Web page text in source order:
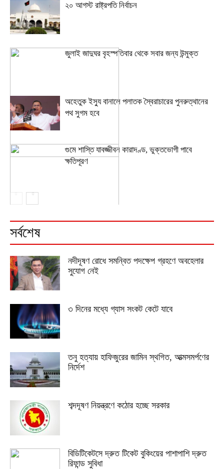
২০ আগস্ট রাষ্ট্রপতি নির্বাচন
জুলাই জাদুঘর বৃহস্পতিবার থেকে সবার জন্য উন্মুক্ত
অহেতুক ইস্যু বানালে পলাতক স্বৈরাচারের পুনরুত্থানের
পথ সুগম হবে
গুমে শাস্তি যাবজ্জীবন কারাদণ্ড, ভুক্তভোগী পাবে
ক্ষতিপূরণ
সর্বশেষ
নদীদূষণ রোধে সমন্বিত পদক্ষেপ গ্রহণে অবহেলার
সুযোগ নেই
৩ দিনের মধ্যে গ্যাস সংকট কেটে যাবে
তনু হত্যায় হাফিজুরের জামিন স্থগিত, আত্মসমর্পণের
নির্দেশ
শব্দদূষণ নিয়ন্ত্রণে কঠোর হচ্ছে সরকার
বিডিটিকেটসে দ্রুত টিকেট বুকিংয়ের পাশাপাশি দ্রুত
রিফান্ড সুবিধা